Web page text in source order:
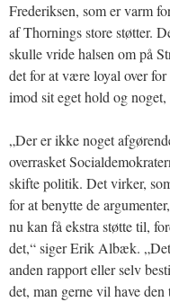
Frederiksen, som er varm
af Thornings store støtter.
skulle vride halsen om på
det for at være loyal over
imod sit eget hold og
„Der er ikke noget
overrasket
skifte politik. Det virker,
for at benytte de
nu kan få ekstra støtte til,
det,“ siger Erik Albæk.
anden rapport eller selv
det, man gerne vil have